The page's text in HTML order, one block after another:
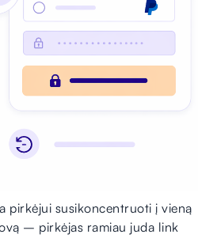
pirkėjui susikoncentruoti į vieną
– pirkėjas ramiau juda link